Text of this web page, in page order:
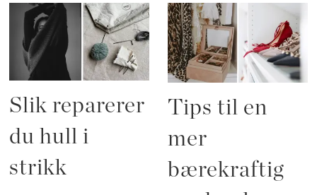
Slik reparerer
du hull i
strikk
Tips til en
mer
bærekraftig